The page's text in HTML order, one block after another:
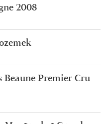
2008
Beaune Premier Cru